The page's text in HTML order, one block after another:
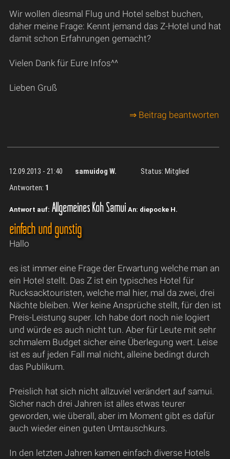
Wir wollen diesmal Flug und Hotel selbst buchen,
daher meine Frage: Kennt jemand das Z-Hotel und hat
damit schon Erfahrungen gemacht?
Vielen Dank für Eure Infos^^
Lieben Gruß
⇒ Beitrag beantworten
12.09.2013 - 21:40 samuidog W.
Status: Mitglied
Antworten: 1
Antwort auf: Allgemeines Koh Samui An: diepocke H.
einfach und günstig
Hallo
es ist immer eine Frage der Erwartung welche man an
ein Hotel stellt. Das Z ist ein typisches Hotel für
Rucksacktouristen, welche mal hier, mal da zwei, drei
Nächte bleiben. Wer keine Ansprüche stellt, für den ist
Preis-Leistung super. Ich habe dort noch nie logiert
und würde es auch nicht tun. Aber für Leute mit sehr
schmalem Budget sicher eine Überlegung wert. Leise
ist es auf jeden Fall mal nicht, alleine bedingt durch
das Publikum.
Preislich hat sich nicht allzuviel verändert auf samui.
Sicher nach drei Jahren ist alles etwas teurer
geworden, wie überall, aber im Moment gibt es dafür
auch wieder einen guten Umtauschkurs.
In den letzten Jahren kamen einfach diverse Hotels